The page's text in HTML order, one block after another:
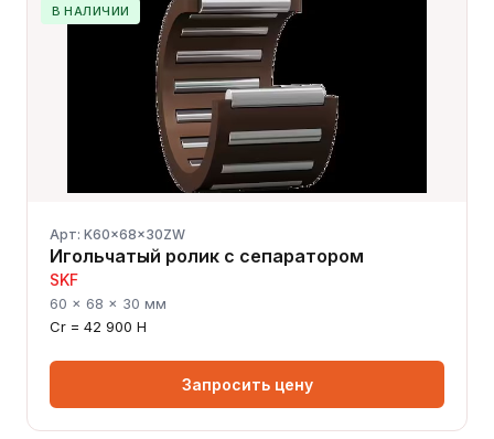
В НАЛИЧИИ
Арт: K60x68x30ZW
Игольчатый ролик с сепаратором
SKF
60 × 68 × 30 мм
Cr = 42 900 Н
Запросить цену